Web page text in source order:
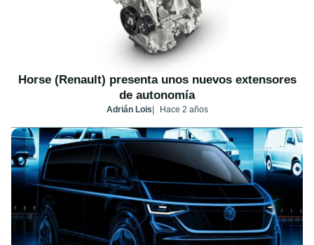
Horse (Renault) presenta unos nuevos extensores
de autonomía
Adrián Lois Hace 2 años